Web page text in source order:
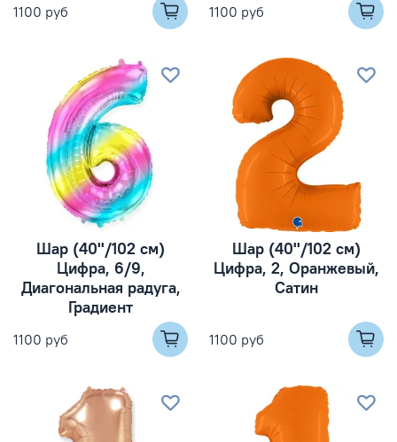
1100 руб 1100 руб
Шар (40''/102 см)
Цифра, 6/9,
Диагональная радуга,
Градиент
1100 руб
Шар (40''/102 см)
Цифра, 2, Оранжевый,
Сатин
1100 руб